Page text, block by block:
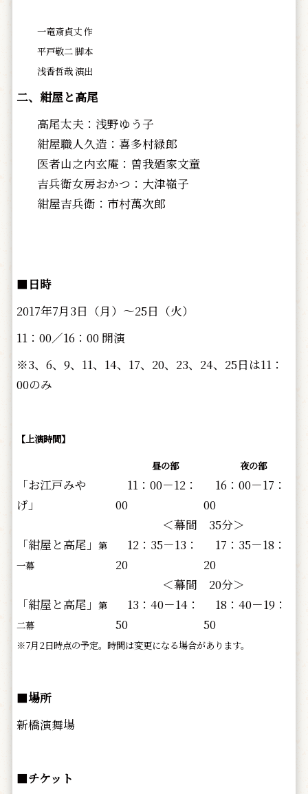
一竜斎貞丈 作
平戸敬二 脚本
浅香哲哉 演出
二、紺屋と高尾
高尾太夫：浅野ゆう子
紺屋職人久造：喜多村緑郎
医者山之内玄庵：曽我廼家文童
吉兵衛女房おかつ：大津嶺子
紺屋吉兵衛：市村萬次郎
■ 日時
2017年7月3日（月）～25日（火）
11：00／16：00 開演
※3、6、9、11、14、17、20、23、24、25日は11：
00のみ
【上演時間】
昼の部 夜の部
「お江戸みや
げ」
11：00－12：
00
16：00－17：
00
＜幕間 35分＞
「紺屋と高尾」 第
一幕
12：35－13：
20
17：35－18：
20
＜幕間 20分＞
「紺屋と高尾」 第
二幕
13：40－14：
50
18：40－19：
50
※7月2日時点の予定。時間は変更になる場合があります。
■場所
新橋演舞場
■チケット